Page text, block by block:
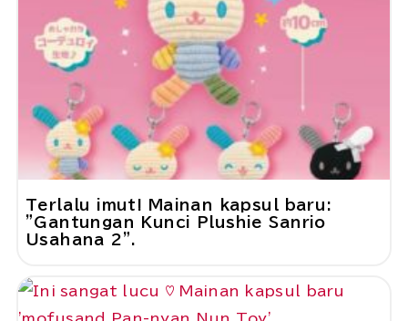
Terlalu imut! Mainan kapsul baru:
"Gantungan Kunci Plushie Sanrio
Usahana 2".